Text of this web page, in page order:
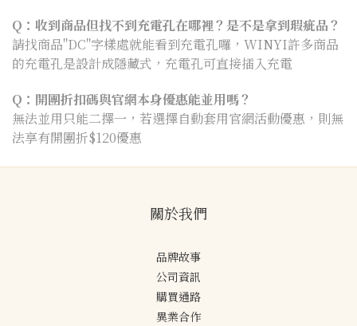
Q：收到商品但找不到充電孔在哪裡？是不是拿到瑕疵品？
請找商品"DC"字樣處就能看到充電孔囉，WINYI許多商品
的充電孔是設計成隱藏式，充電孔可直接插入充電
Q：開團折扣碼與官網本身優惠能並用嗎？
無法並用只能二擇一，若選擇自動套用官網活動優惠，則無
法享有開團折$120優惠
關於我們
品牌故事
公司資訊
購買通路
異業合作